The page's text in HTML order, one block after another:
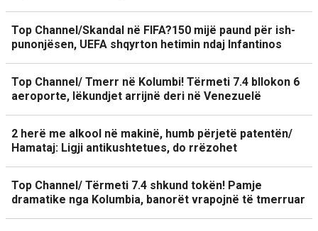
Top Channel/Skandal në FIFA?150 mijë paund për ish-
punonjësen, UEFA shqyrton hetimin ndaj Infantinos
Top Channel/ Tmerr në Kolumbi! Tërmeti 7.4 bllokon 6
aeroporte, lëkundjet arrijnë deri në Venezuelë
2 herë me alkool në makinë, humb përjetë patentën/
Hamataj: Ligji antikushtetues, do rrëzohet
Top Channel/ Tërmeti 7.4 shkund tokën! Pamje
dramatike nga Kolumbia, banorët vrapojnë të tmerruar